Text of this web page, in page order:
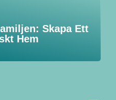
Skapa Ett
Hem